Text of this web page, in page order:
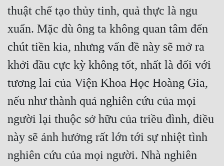
thuật chế tạo thủy tinh, quả thực là ngu
xuẩn. Mặc dù ông ta không quan tâm đến
chút tiền kia, nhưng vấn đề này sẽ mở ra
khởi đầu cực kỳ không tốt, nhất là đối với
tương lai của Viện Khoa Học Hoàng Gia,
nếu như thành quả nghiên cứu của mọi
người lại thuộc sở hữu của triều đình, điều
này sẽ ảnh hưởng rất lớn tới sự nhiệt tình
nghiên cứu của mọi người. Nhà nghiên